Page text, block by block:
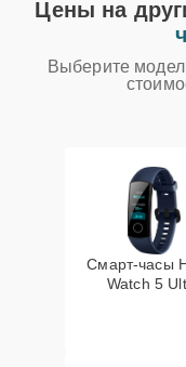
Цены на
Выберите
Смарт-часы
Watch 5